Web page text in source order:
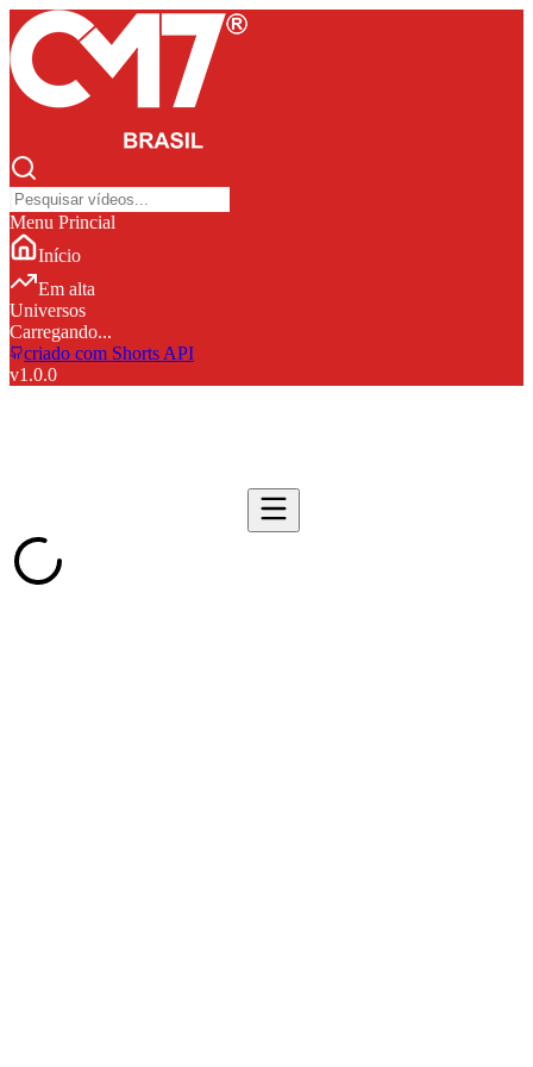
Menu Princial
Início
Em alta
Universos
Carregando...
criado com Shorts API
v1.0.0